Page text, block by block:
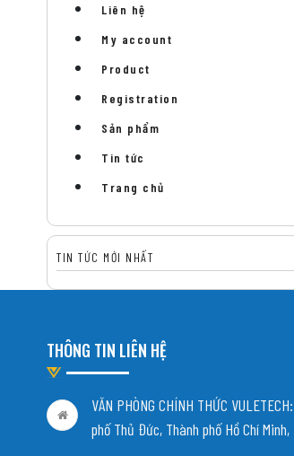
Liên hệ
My account
Product
Registration
Sản phẩm
Tin tức
Trang chủ
TIN TỨC MỚI NHẤT
THÔNG TIN LIÊN HỆ
VĂN PHÒNG CHÍNH THỨC
phố Thủ Đức, Thành phố Hồ Chí